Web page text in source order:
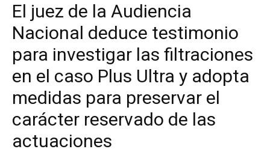
El juez de la Audiencia
Nacional deduce testimonio
para investigar las filtraciones
en el caso Plus Ultra y adopta
medidas para preservar el
carácter reservado de las
actuaciones